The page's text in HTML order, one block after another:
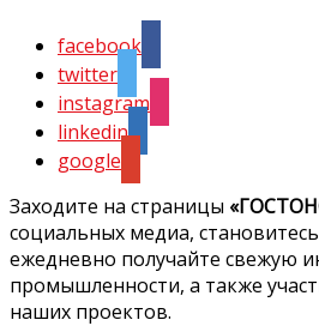
facebook
twitter
instagram
linkedin
google
Заходите на страницы
социальных медиа,
ежедневно получайте свежую
промышленности, а также
наших проектов.